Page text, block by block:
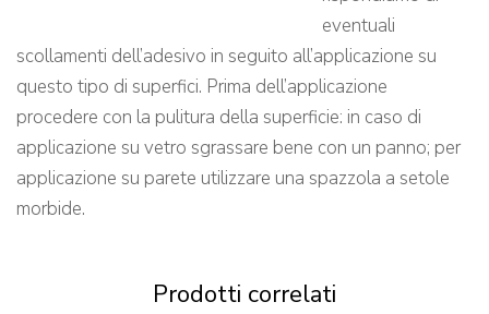
eventuali
scollamenti dell’adesivo in seguito all’applicazione su
questo tipo di superfici. Prima dell’applicazione
procedere con la pulitura della superficie: in caso di
applicazione su vetro sgrassare bene con un panno; per
applicazione su parete utilizzare una spazzola a setole
morbide.
Prodotti correlati